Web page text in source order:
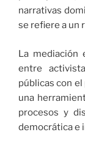
narrativas
se refiere a un
La mediación
entre
públicas con
una
procesos y
democrática e